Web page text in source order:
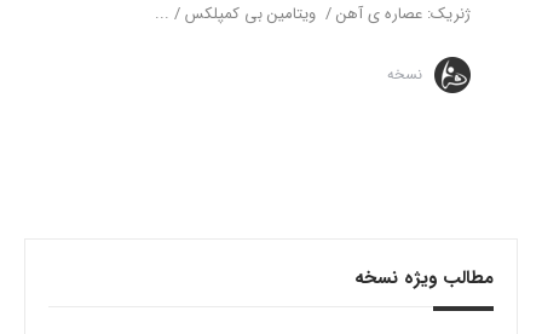
ژنریک: عصاره ی آهن / ویتامین بی کمپلکس / ...
نسخه
مطالب ویژه نسخه